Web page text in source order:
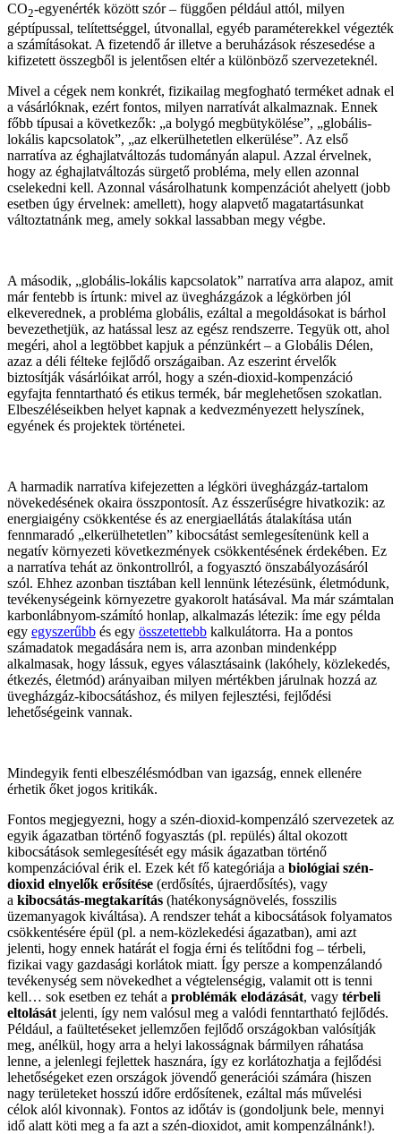
CO2-egyenérték között szór – függően például attól, milyen
géptípussal, telítettséggel, útvonallal, egyéb paraméterekkel végezték
a számításokat. A fizetendő ár illetve a beruházások részesedése a
kifizetett összegből is jelentősen eltér a különböző szervezeteknél.
Mivel a cégek nem konkrét, fizikailag megfogható terméket adnak el
a vásárlóknak, ezért fontos, milyen narratívát alkalmaznak. Ennek
főbb típusai a következők: „a bolygó megbütykölése”, „globális-
lokális kapcsolatok”, „az elkerülhetetlen elkerülése”. Az első
narratíva az éghajlatváltozás tudományán alapul. Azzal érvelnek,
hogy az éghajlatváltozás sürgető probléma, mely ellen azonnal
cselekedni kell. Azonnal vásárolhatunk kompenzációt ahelyett (jobb
esetben úgy érvelnek: amellett), hogy alapvető magatartásunkat
változtatnánk meg, amely sokkal lassabban megy végbe.
A második, „globális-lokális kapcsolatok” narratíva arra alapoz, amit
már fentebb is írtunk: mivel az üvegházgázok a légkörben jól
elkeverednek, a probléma globális, ezáltal a megoldásokat is bárhol
bevezethetjük, az hatással lesz az egész rendszerre. Tegyük ott, ahol
megéri, ahol a legtöbbet kapjuk a pénzünkért – a Globális Délen,
azaz a déli félteke fejlődő országaiban. Az eszerint érvelők
biztosítják vásárlóikat arról, hogy a szén-dioxid-kompenzáció
egyfajta fenntartható és etikus termék, bár meglehetősen szokatlan.
Elbeszéléseikben helyet kapnak a kedvezményezett helyszínek,
egyének és projektek történetei.
A harmadik narratíva kifejezetten a légköri üvegházgáz-tartalom
növekedésének okaira összpontosít. Az ésszerűségre hivatkozik: az
energiaigény csökkentése és az energiaellátás átalakítása után
fennmaradó „elkerülhetetlen” kibocsátást semlegesítenünk kell a
negatív környezeti következmények csökkentésének érdekében. Ez
a narratíva tehát az önkontrollról, a fogyasztó önszabályozásáról
szól. Ehhez azonban tisztában kell lennünk létezésünk, életmódunk,
tevékenységeink környezetre gyakorolt hatásával. Ma már számtalan
karbonlábnyom-számító honlap, alkalmazás létezik: íme egy példa
egy egyszerűbb és egy összetettebb kalkulátorra. Ha a pontos
számadatok megadására nem is, arra azonban mindenképp
alkalmasak, hogy lássuk, egyes választásaink (lakóhely, közlekedés,
étkezés, életmód) arányaiban milyen mértékben járulnak hozzá az
üvegházgáz-kibocsátáshoz, és milyen fejlesztési, fejlődési
lehetőségeink vannak.
Mindegyik fenti elbeszélésmódban van igazság, ennek ellenére
érhetik őket jogos kritikák.
Fontos megjegyezni, hogy a szén-dioxid-kompenzáló szervezetek az
egyik ágazatban történő fogyasztás (pl. repülés) által okozott
kibocsátások semlegesítését egy másik ágazatban történő
kompenzációval érik el. Ezek két fő kategóriája a biológiai szén-
dioxid elnyelők erősítése (erdősítés, újraerdősítés), vagy
a kibocsátás-megtakarítás (hatékonyságnövelés, fosszilis
üzemanyagok kiváltása). A rendszer tehát a kibocsátások folyamatos
csökkentésére épül (pl. a nem-közlekedési ágazatban), ami azt
jelenti, hogy ennek határát el fogja érni és telítődni fog – térbeli,
fizikai vagy gazdasági korlátok miatt. Így persze a kompenzálandó
tevékenység sem növekedhet a végtelenségig, valamit ott is tenni
kell… sok esetben ez tehát a problémák elodázását, vagy térbeli
eltolását jelenti, így nem valósul meg a valódi fenntartható fejlődés.
Például, a faültetéseket jellemzően fejlődő országokban valósítják
meg, anélkül, hogy arra a helyi lakosságnak bármilyen ráhatása
lenne, a jelenlegi fejlettek hasznára, így ez korlátozhatja a fejlődési
lehetőségeket ezen országok jövendő generációi számára (hiszen
nagy területeket hosszú időre erdősítenek, ezáltal más művelési
célok alól kivonnak). Fontos az időtáv is (gondoljunk bele, mennyi
idő alatt köti meg a fa azt a szén-dioxidot, amit kompenzálnánk!).